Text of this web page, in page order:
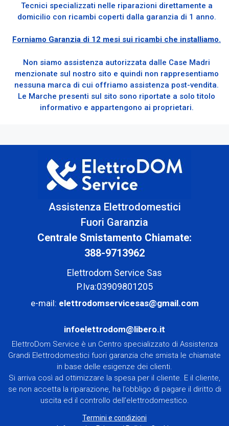
Tecnici specializzati nelle riparazioni direttamente a
domicilio con ricambi coperti dalla garanzia di 1 anno.
Forniamo Garanzia di 12 mesi sui ricambi che installiamo.
Non siamo assistenza autorizzata dalle Case Madri
menzionate sul nostro sito e quindi non rappresentiamo
nessuna marca di cui offriamo assistenza post-vendita.
Le Marche presenti sul sito sono riportate a solo titolo
informativo e appartengono ai proprietari.
Assistenza Elettrodomestici
Fuori Garanzia
Centrale Smistamento Chiamate:
388-9713962
Elettrodom Service Sas
P.Iva:03909801205
e-mail: elettrodomservicesas@gmail.com
infoelettrodom@libero.it
ElettroDom Service è un Centro specializzato di Assistenza
Grandi Elettrodomestici fuori garanzia che smista le chiamate
in base delle esigenze dei clienti.
Si arriva così ad ottimizzare la spesa per il cliente. E il cliente,
se non accetta la riparazione, ha l’obbligo di pagare il diritto di
uscita ed il controllo dell’elettrodomestico.
Termini e condizioni